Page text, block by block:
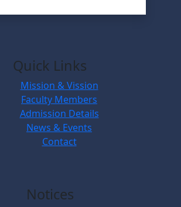
Quick Links
Mission & Vission
Faculty Members
Admission Details
News & Events
Contact
Notices